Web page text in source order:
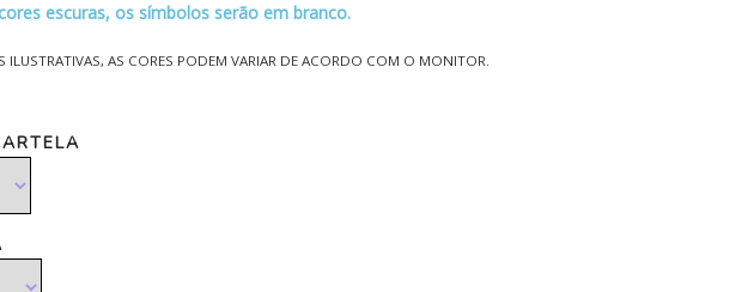
escuras, os símbolos serão em branco.
ILUSTRATIVAS, AS CORES PODEM VARIAR DE ACORDO COM O MONITOR.